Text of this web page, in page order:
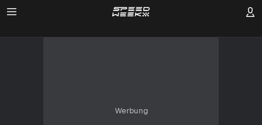
Werbung